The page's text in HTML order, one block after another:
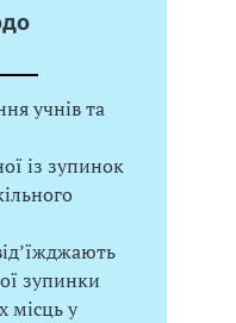
учнів та
із зупинок
зупинки
місць у